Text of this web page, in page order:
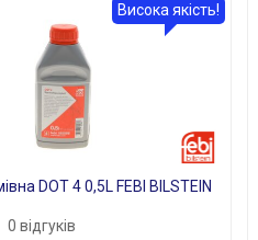
DOT 4 0,5L FEBI BILSTEIN
0 відгуків
Висока якість!